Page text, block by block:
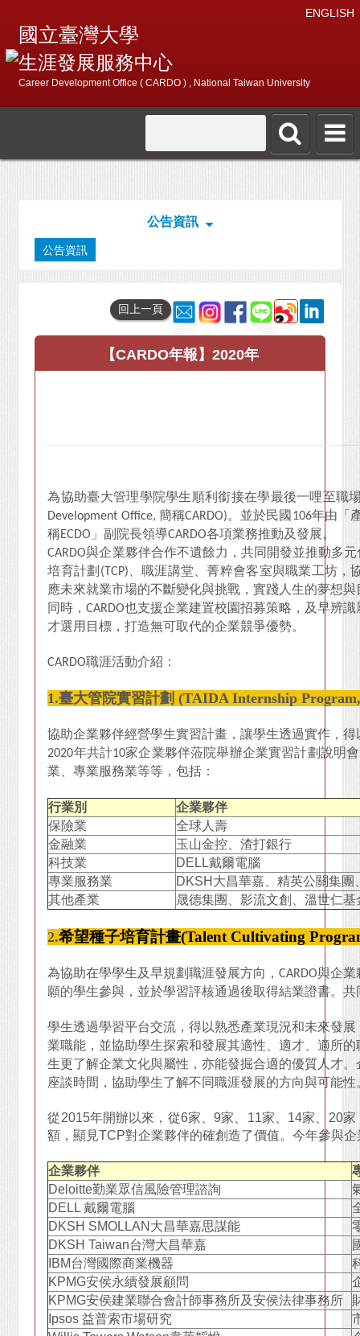
ENGLISH
國立臺灣大學
生涯發展服務中心
Career Development Office ( CARDO ) , National Taiwan University
公告資訊
公告資訊
回上一頁
【CARDO年報】2020年
為協助臺大管理學院學生順利銜接在學最後一哩至職
Development Office, 簡稱CARDO)。並於民國106年由
稱ECDO」副院長領導CARDO各項業務推動及發展。
CARDO與企業夥伴合作不遺餘力，共同開發並推動多
培育計劃(TCP)、職涯講堂、菁粹會客室與職業工坊
應未來就業市場的不斷變化與挑戰，實踐人生的夢想與
同時，CARDO也支援企業建置校園招募策略，及早辨
才選用目標，打造無可取代的企業競爭優勢。
CARDO職涯活動介紹：
1.臺大管院實習計劃 (TAIDA Internship
協助企業夥伴經營學生實習計畫，讓學生透過實作，
2020年共計10家企業夥伴蒞院舉辦企業實習計劃說明
業、專業服務業等等，包括：
行業別
企業夥伴
保險業
全球人壽
金融業
玉山金控、渣打銀行
科技業
DELL戴爾電腦
專業服務業
DKSH 大昌華嘉、精英公關集團
其他產業
晟德集團、影流文創、溫世仁基
2.希望種子培育計畫(Talent Cultivating
為協助在學學生及早規劃職涯發展方向，CARDO與企
願的學生參與，並於學習評核通過後取得結業證書。
學生透過學習平台交流，得以熟悉產業現況和未來發
業職能，並協助學生探索和發展其適性、適才、適所
生更了解企業文化與屬性，亦能發掘合適的優質人才
座談時間，協助學生了解不同職涯發展的方向與可能性
從2015年開辦以來，從6家、9家、11家、14家、20
額，顯見TCP對企業夥伴的確創造了價值。今年參與
企業夥伴
Deloitte勤業眾信風險管理諮詢
DELL戴爾電腦
DKSH SMOLLAN 大昌華嘉思謀能
DKSH Taiwan台灣大昌華嘉
IBM台灣國際商業機器
KPMG安侯永續發展顧問
KPMG安侯建業聯合會計師事務所及安侯法律事務所
Ipsos益普索市場研究